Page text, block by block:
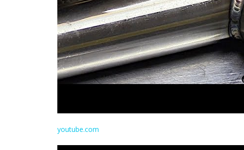
youtube.com